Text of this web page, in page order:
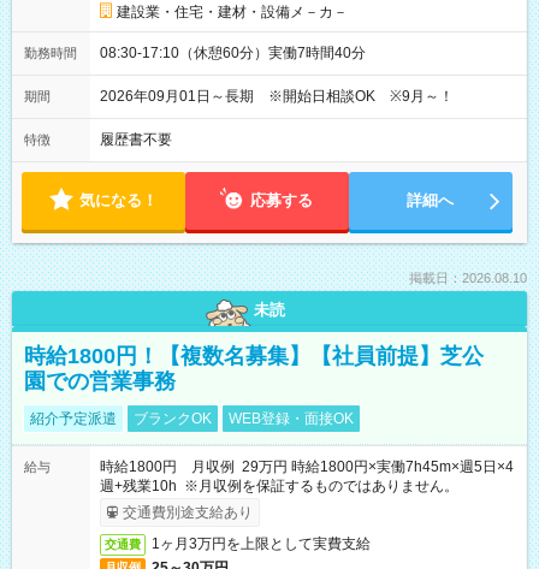
建設業・住宅・建材・設備メ－カ－
勤務時間 08:30-17:10（休憩60分）実働7時間40分
期間 2026年09月01日～長期 ※開始日相談OK ※9月～！
特徴 履歴書不要
気になる！ 応募する 詳細へ
掲載日：2026.08.10
未読
時給1800円！【複数名募集】【社員前提】芝公
園での営業事務
紹介予定派遣 ブランクOK WEB登録・面接OK
給与
時給1800円 月収例 29万円 時給1800円×実働7h45m×週5日×4
週+残業10h ※月収例を保証するものではありません。
交通費別途支給あり
交通費 1ヶ月3万円を上限として実費支給